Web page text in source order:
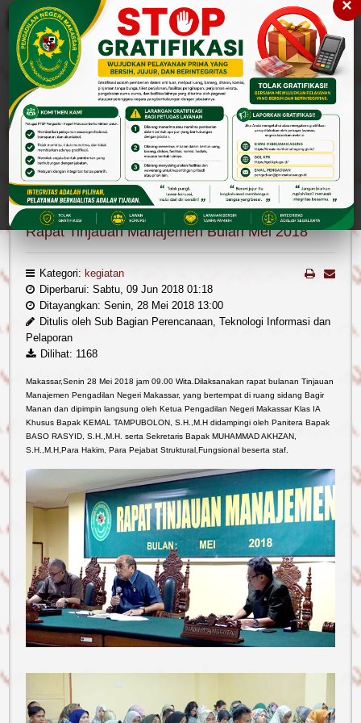
Please
website
includes
accessibility
system.
×
Cari Cari
Berita Kegiatan Rapat Tinjauan Manajemen Bulan Mei 2018
Rapat Tinjauan Manajemen Bulan Mei 2018
Kategori: kegiatan
Diperbarui: Sabtu, 09 Jun 2018 01:18
Ditayangkan: Senin, 28 Mei 2018 13:00
Ditulis oleh Sub Bagian Perencanaan, Teknologi Informasi dan
Pelaporan
Dilihat: 1168
Makassar,Senin 28 Mei 2018 jam 09.00 Wita.Dilaksanakan rapat bulanan Tinjauan
Manajemen Pengadilan Negeri Makassar, yang bertempat di ruang sidang Bagir
Manan dan dipimpin langsung oleh Ketua Pengadilan Negeri Makassar Klas IA
Khusus Bapak KEMAL TAMPUBOLON, S.H.,M.H didampingi oleh Panitera Bapak
BASO RASYID, S.H.,M.H. serta Sekretaris Bapak MUHAMMAD AKHZAN,
S.H.,M.H,Para Hakim, Para Pejabat Struktural,Fungsional beserta staf.
Reformasi